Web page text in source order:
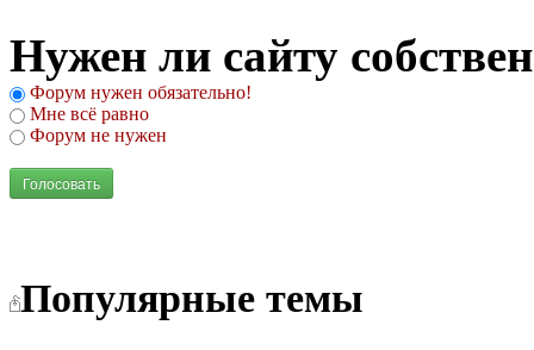
Нужен ли сайту
Форум нужен обязательно!
Мне всё равно
Форум не нужен
Голосовать
Популярные темы